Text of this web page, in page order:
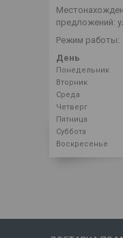
предложений:
Режим работы:
День
Понедельник
Вторник
Среда
Четверг
Пятница
Суббота
Воскресенье